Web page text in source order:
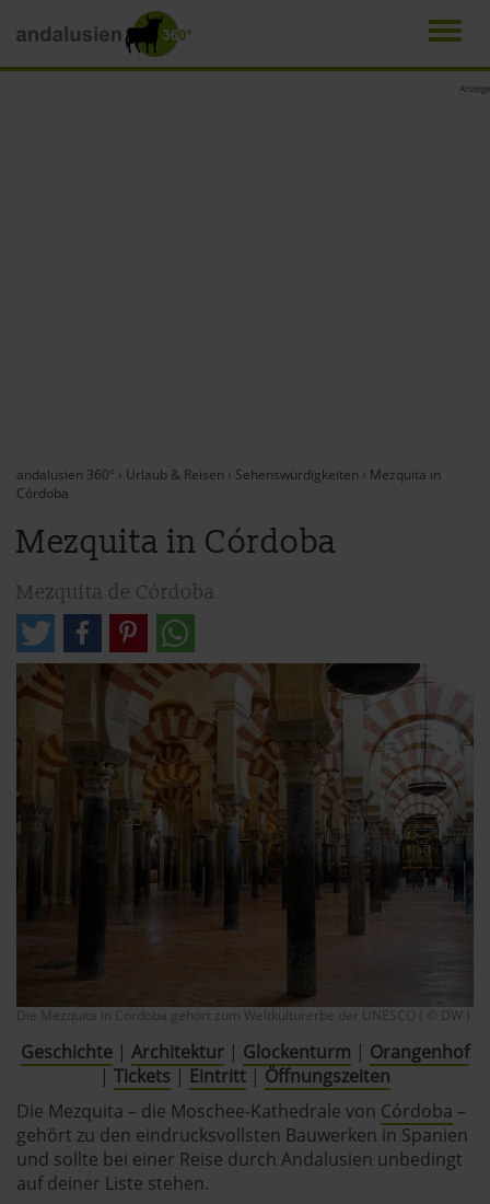
Anzeige
andalusien 360° › Urlaub & Reisen › Sehenswürdigkeiten › Mezquita in
Córdoba
Mezquita in Córdoba
Mezquita de Córdoba
Die Mezquita in Córdoba gehört zum Weltkulturerbe der UNESCO ( © DW )
Geschichte | Architektur | Glockenturm | Orangenhof
| Tickets | Eintritt | Öffnungszeiten
Die Mezquita – die Moschee-Kathedrale von Córdoba –
gehört zu den eindrucksvollsten Bauwerken in Spanien
und sollte bei einer Reise durch Andalusien unbedingt
auf deiner Liste stehen.